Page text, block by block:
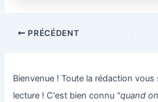
PRÉCÉDENT
Bienvenue ! Toute la rédaction
lecture ! C'est bien connu "quand